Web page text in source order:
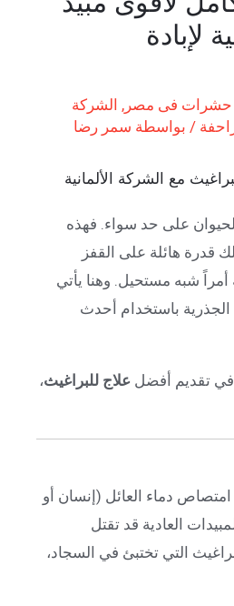
لإبادة
حشرات فى مصر, الشركة
/ بواسطة سمر رضا
مع الشركة الألمانية
على حد سواء. فهذه
قدرة هائلة على القفز
أمراً شبه مستحيل. وهنا يأتي
الجذرية باستخدام أحدث
في تقديم أفضل علاج للبراغيث،
دماء العائل (إنسان أو
العادية قد تقتل
التي تختبئ في السجاد،